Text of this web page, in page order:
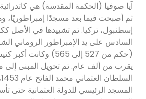
آيا صوفيا (الحكمة المقدسة) هي
ثم أصبحت فيما بعد مسجدًا
إسطنبول، تركيا. تم تشييدها في الأصل
السادس على يد الإمبراطور الروماني
(حكم من 527 إلى 565)
يقرب من ألف عام. تم تحويل المبنى
المسجد الرئيسي للدولة العثمانية حتى